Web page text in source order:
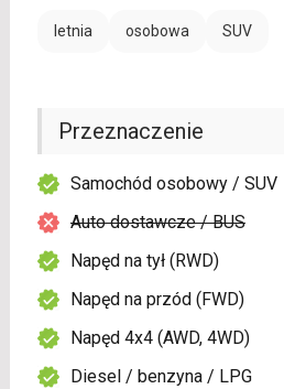
letnia osobowa SUV
Przeznaczenie
Samochód osobowy / SUV
Auto dostawcze / BUS
Napęd na tył (RWD)
Napęd na przód (FWD)
Napęd 4x4 (AWD, 4WD)
Diesel / benzyna / LPG